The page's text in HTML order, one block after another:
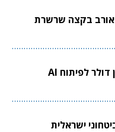
צוואר הבקבוק הבא בשוק ה-AI אורב בקצה שרשרת
Limitless Labs גייסה 20 מיליון דולר לפיתוח AI